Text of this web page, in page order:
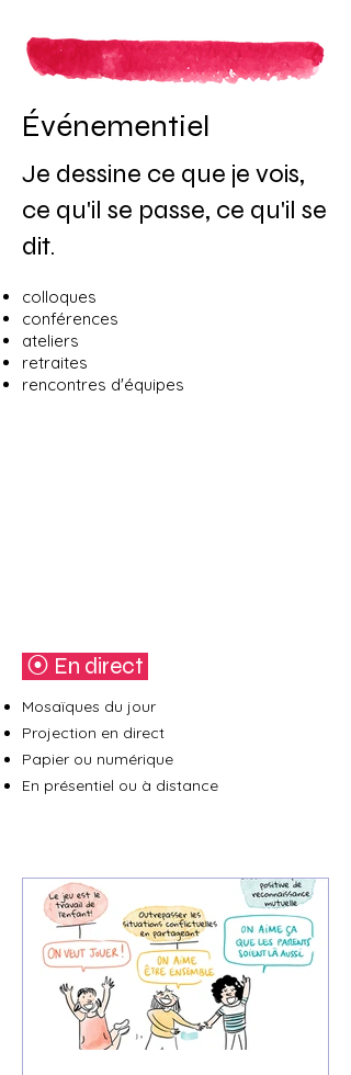
Événementiel
​​Je dessine ce que je vois,
ce qu'il se passe, ce qu'il se
dit.
colloques
conférences
ateliers
retraites
rencontres d'équipes
⦿ En direct
Mosaïques du jour
Projection en direct
Papier ou numérique
En présentiel ou à distance